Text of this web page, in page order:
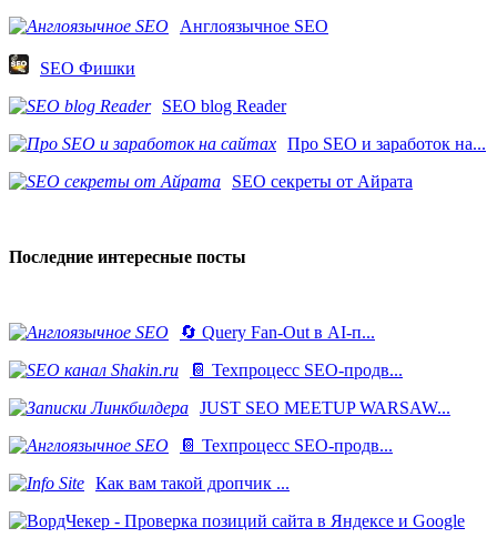
Англоязычное SEO
SEO Фишки
SEO blog Reader
Про SEO и заработок на...
SEO секреты от Айрата
Последние интересные посты
🔄 Query Fan-Out в AI-п...
📔 Техпроцесс SEO-продв...
JUST SEO MEETUP WARSAW...
📔 Техпроцесс SEO-продв...
Как вам такой дропчик ...